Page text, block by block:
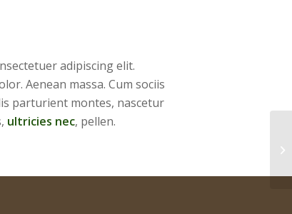
adipiscing elit.
Aenean massa. Cum sociis
parturient montes, nascetur
ultricies nec, pellen.